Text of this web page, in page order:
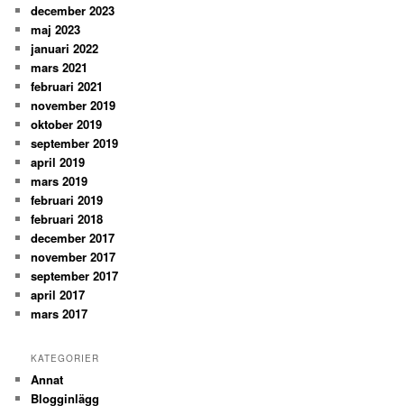
december 2023
maj 2023
januari 2022
mars 2021
februari 2021
november 2019
oktober 2019
september 2019
april 2019
mars 2019
februari 2019
februari 2018
december 2017
november 2017
september 2017
april 2017
mars 2017
KATEGORIER
Annat
Blogginlägg